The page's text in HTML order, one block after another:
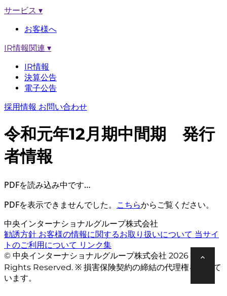
サービス ▾
お客様へ
IR情報関連 ▾
IR情報
決算公告
電子公告
採用情報 お問い合わせ
令和元年12月期中間期 発行
者情報
PDFを読み込み中です…
PDFを表示できませんでした。 こちらからご覧ください。
中央インターナショナルグループ株式会社
勧誘方針 お客様の情報に関するお取り扱いについて 当サイ
トのご利用について リンク集
© 中央インターナショナルグループ株式会社 2026 All
Rights Reserved. ※ 損害保険契約の締結の代理権を有して
います。